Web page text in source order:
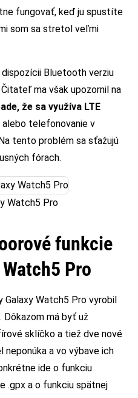
fungovať, keď ju spustíte
som sa stretol veľmi
Bluetooth verziu
ma však upozornil na
že sa využíva LTE
alebo telefonovanie v
tento problém sa sťažujú
fórach.
Watch5 Pro
funkcie
Pro
Galaxy Watch5 Pro vyrobil
Dôkazom má byť už
sklíčko a tiež dve nové
a vo výbave ich
ide o funkciu
.gpx a o funkciu spätnej